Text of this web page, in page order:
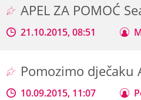
APEL ZA POMOĆ
21.10.2015, 08:51
Pomozimo dječaku
10.09.2015, 11:07